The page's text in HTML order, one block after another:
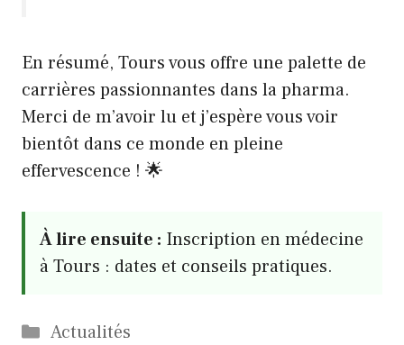
En résumé, Tours vous offre une palette de
carrières passionnantes dans la pharma.
Merci de m’avoir lu et j’espère vous voir
bientôt dans ce monde en pleine
effervescence ! 🌟
À lire ensuite : Inscription en médecine
à Tours : dates et conseils pratiques.
Catégories
Actualités